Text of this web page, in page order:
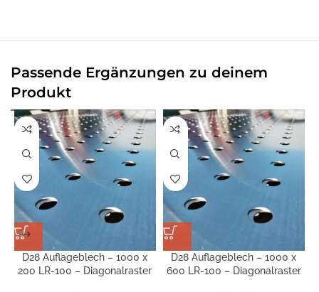
Passende Ergänzungen zu deinem
Produkt
D28 Auflageblech – 1000 x
200 LR-100 – Diagonalraster
D28 Auflageblech – 1000 x
600 LR-100 – Diagonalraster